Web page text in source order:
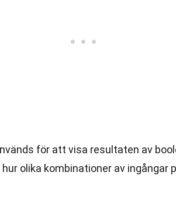
för att visa resultaten av
olika kombinationer av ingångar